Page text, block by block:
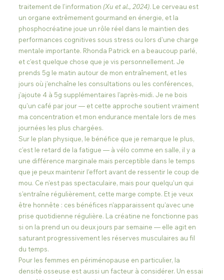
traitement de l'information (Xu et al., 2024). Le cerveau est
un organe extrêmement gourmand en énergie, et la
phosphocréatine joue un rôle réel dans le maintien des
performances cognitives sous stress ou lors d'une charge
mentale importante. Rhonda Patrick en a beaucoup parlé,
et c'est quelque chose que je vis personnellement. Je
prends 5g le matin autour de mon entraînement, et les
jours où j'enchaîne les consultations ou les conférences,
j'ajoute 4 à 5g supplémentaires l'après-midi. Je ne bois
qu'un café par jour — et cette approche soutient vraiment
ma concentration et mon endurance mentale lors de mes
journées les plus chargées.
Sur le plan physique, le bénéfice que je remarque le plus,
c'est le retard de la fatigue — à vélo comme en salle, il y a
une différence marginale mais perceptible dans le temps
que je peux maintenir l'effort avant de ressentir le coup de
mou. Ce n'est pas spectaculaire, mais pour quelqu'un qui
s'entraîne régulièrement, cette marge compte. Et je veux
être honnête : ces bénéfices n'apparaissent qu'avec une
prise quotidienne régulière. La créatine ne fonctionne pas
si on la prend un ou deux jours par semaine — elle agit en
saturant progressivement les réserves musculaires au fil
du temps.
Pour les femmes en périménopause en particulier, la
densité osseuse est aussi un facteur à considérer. Un essai